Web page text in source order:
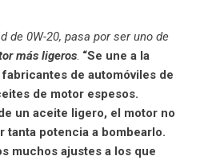
de 0W-20, pasa por ser uno de
más ligeros. “Se une a la
de automóviles de
de motor espesos.
un aceite ligero, el motor no
tanta potencia a bombearlo.
muchos ajustes a los que